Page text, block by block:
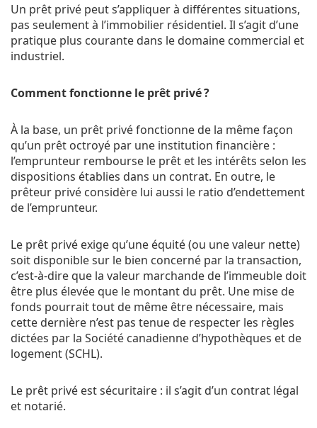
Un prêt privé peut s’appliquer à différentes situations,
pas seulement à l’immobilier résidentiel. Il s’agit d’une
pratique plus courante dans le domaine commercial et
industriel.
Comment fonctionne le prêt privé ?
À la base, un prêt privé fonctionne de la même façon
qu’un prêt octroyé par une institution financière :
l’emprunteur rembourse le prêt et les intérêts selon les
dispositions établies dans un contrat. En outre, le
prêteur privé considère lui aussi le ratio d’endettement
de l’emprunteur.
Le prêt privé exige qu’une équité (ou une valeur nette)
soit disponible sur le bien concerné par la transaction,
c’est-à-dire que la valeur marchande de l’immeuble doit
être plus élevée que le montant du prêt. Une mise de
fonds pourrait tout de même être nécessaire, mais
cette dernière n’est pas tenue de respecter les règles
dictées par la Société canadienne d’hypothèques et de
logement (SCHL).
Le prêt privé est sécuritaire : il s’agit d’un contrat légal
et notarié.